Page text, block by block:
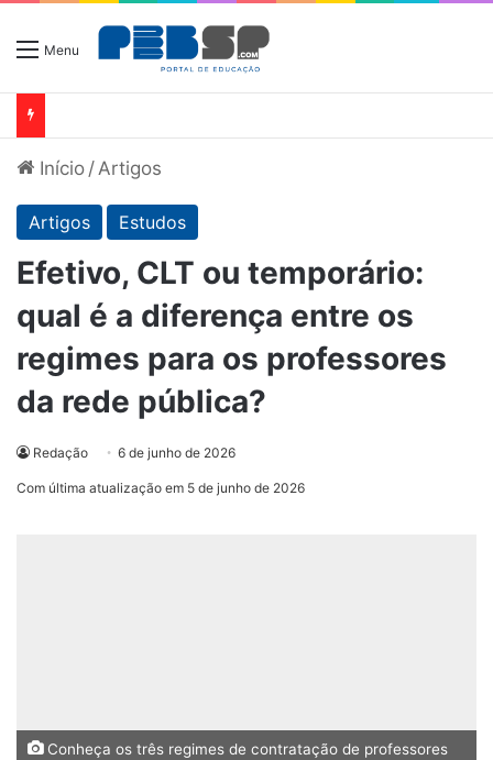
Menu
Início /Artigos
Artigos Estudos
Efetivo, CLT ou temporário:
qual é a diferença entre os
regimes para os professores
da rede pública?
Redação 6 de junho de 2026
Com última atualização em 5 de junho de 2026
Conheça os três regimes de contratação de professores